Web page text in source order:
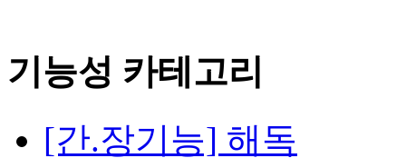
기능성 카테고리
[간.장기능] 해독